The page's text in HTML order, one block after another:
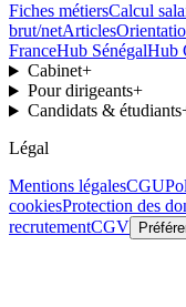
Fiches métiersCalcul
brut/netArticles
FranceHub SénégalHub
Cabinet+
Pour dirigeants+
Candidats & étudiants
Légal
Mentions légalesCGU
cookiesProtection des
recrutementCGV